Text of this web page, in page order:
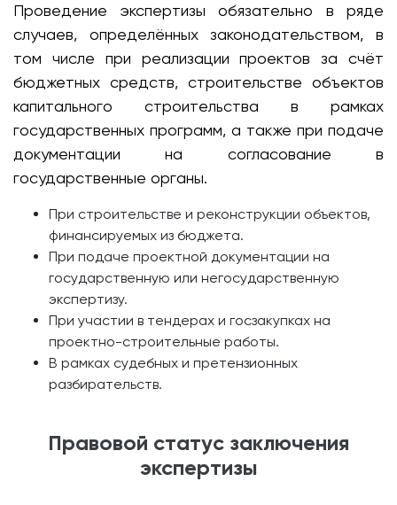
Проведение экспертизы обязательно в ряде
случаев, определённых законодательством, в
том числе при реализации проектов за счёт
бюджетных средств, строительстве объектов
капитального строительства в рамках
государственных программ, а также при подаче
документации на согласование в
государственные органы.
При строительстве и реконструкции объектов,
финансируемых из бюджета.
При подаче проектной документации на
государственную или негосударственную
экспертизу.
При участии в тендерах и госзакупках на
проектно-строительные работы.
В рамках судебных и претензионных
разбирательств.
Правовой статус заключения
экспертизы